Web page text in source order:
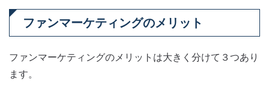
ファンマーケティングのメリット
ファンマーケティングのメリットは大きく分けて３つあり
ます。